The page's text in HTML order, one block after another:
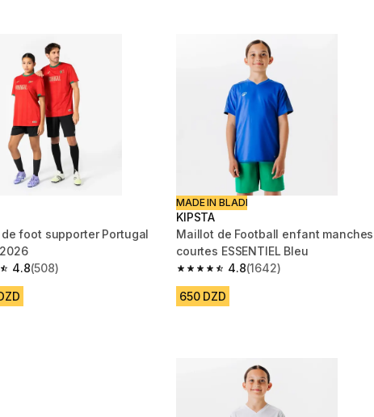
foot supporter Portugal
4.8
of 5 stars from 508 reviews
(508)
MADE IN BLADI
KIPSTA
Maillot de Football enfant manches
courtes ESSENTIEL Bleu
4.8
4.8 out of 5 stars from 1642 reviews
(1642)
650 DZD